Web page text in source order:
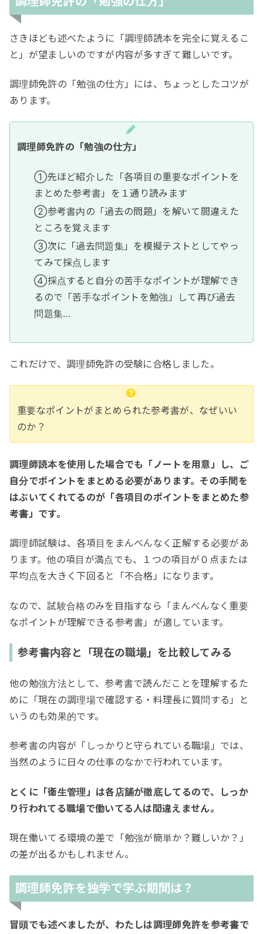
さきほども述べたように「調理師読本を完全に覚えるこ
と」が望ましいのですが内容が多すぎて難しいです。
調理師免許の「勉強の仕方」には、ちょっとしたコツが
あります。
調理師免許の「勉強の仕方」
①先ほど紹介した「各項目の重要なポイントを
まとめた参考書」を１通り読みます
②参考書内の「過去の問題」を解いて間違えた
ところを覚えます
③次に「過去問題集」を模擬テストとしてやっ
てみて採点します
④採点すると自分の苦手なポイントが理解でき
るので「苦手なポイントを勉強」して再び過去
問題集…
これだけで、調理師免許の受験に合格しました。
重要なポイントがまとめられた参考書が、なぜいい
のか？
調理師読本を使用した場合でも「ノートを用意」し、ご
自分でポイントをまとめる必要があります。その手間を
はぶいてくれてるのが「各項目のポイントをまとめた参
考書」です。
調理師試験は、各項目をまんべんなく正解する必要があ
ります。他の項目が満点でも、１つの項目が０点または
平均点を大きく下回ると「不合格」になります。
なので、試験合格のみを目指すなら「まんべんなく重要
なポイントが理解できる参考書」が適しています。
参考書内容と「現在の職場」を比較してみる
他の勉強方法として、参考書で読んだことを理解するた
めに「現在の調理場で確認する・料理長に質問する」と
いうのも効果的です。
参考書の内容が「しっかりと守られている職場」では、
当然のように日々の仕事のなかで行われています。
とくに「衛生管理」は各店舗が徹底してるので、しっか
り行われてる職場で働いてる人は間違えません。
現在働いてる環境の差で「勉強が簡単か？難しいか？」
の差が出るかもしれません。
調理師免許を独学で学ぶ期間は？
冒頭でも述べましたが、わたしは調理師免許を参考書で